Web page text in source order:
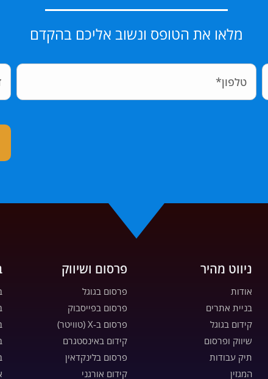
מלאו את הטופס ונשוב אליכם בהקדם
ניווט מהיר
אודות
בניית אתרים
קידום בגוגל
שיווק ופרסום
תיק עבודות
המגזין
פרסום ושיווק
פרסום בגוגל
פרסום בפייסבוק
פרסום ב-X (טוויטר)
קידום באינסטגרם
פרסום בלינקדאין
קידום אורגני